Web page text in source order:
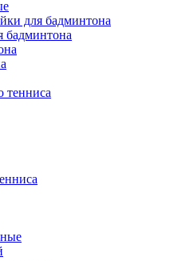
для бадминтона
бадминтона
тенниса